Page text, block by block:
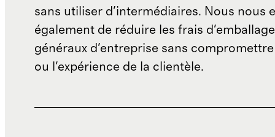
sans utiliser d'intermédiaires. Nous nous
également de réduire les frais
généraux d'entreprise sans
ou l'expérience de la clientèle.